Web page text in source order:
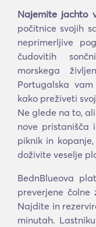
Najemite jachto
počitnice svojih
neprimerljive
čudovitih
morskega
Portugalska
kako preživeti
Ne glede na to,
nove pristanišča
piknik in
doživite veselje
BednBlueova
preverjene čolne
Najdite in
minutah.